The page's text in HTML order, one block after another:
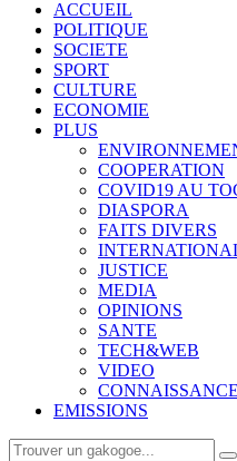
ACCUEIL
POLITIQUE
SOCIETE
SPORT
CULTURE
ECONOMIE
PLUS
COOPERATION
COVID19 AU
DIASPORA
FAITS DIVERS
JUSTICE
MEDIA
OPINIONS
SANTE
TECH&WEB
VIDEO
EMISSIONS